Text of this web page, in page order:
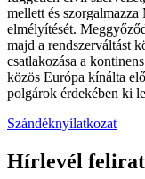
mellett és
elmélyítését.
majd a rendszerváltást
csatlakozása a
közös Európa kínálta
polgárok érdekében ki
Szándéknyilatkozat
Hírlevél